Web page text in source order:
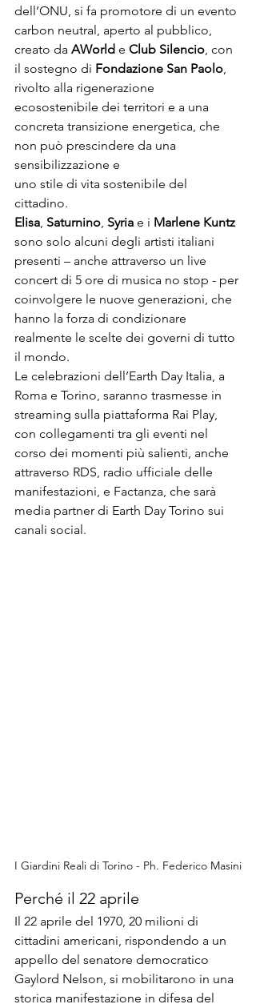
dell’ONU, si fa promotore di un evento
carbon neutral, aperto al pubblico,
creato da AWorld e Club Silencio, con
il sostegno di Fondazione San Paolo,
rivolto alla rigenerazione
ecosostenibile dei territori e a una
concreta transizione energetica, che
non può prescindere da una
sensibilizzazione e
uno stile di vita sostenibile del
cittadino.
Elisa, Saturnino, Syria e i Marlene Kuntz
sono solo alcuni degli artisti italiani
presenti – anche attraverso un live
concert di 5 ore di musica no stop - per
coinvolgere le nuove generazioni, che
hanno la forza di condizionare
realmente le scelte dei governi di tutto
il mondo.
Le celebrazioni dell’Earth Day Italia, a
Roma e Torino, saranno trasmesse in
streaming sulla piattaforma Rai Play,
con collegamenti tra gli eventi nel
corso dei momenti più salienti, anche
attraverso RDS, radio ufficiale delle
manifestazioni, e Factanza, che sarà
media partner di Earth Day Torino sui
canali social.
I Giardini Reali di Torino - Ph. Federico Masini
Perché il 22 aprile
Il 22 aprile del 1970, 20 milioni di
cittadini americani, rispondendo a un
appello del senatore democratico
Gaylord Nelson, si mobilitarono in una
storica manifestazione in difesa del